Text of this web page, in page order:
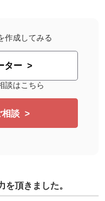
作成してみる
ター
談はこちら
相談
頂きました。